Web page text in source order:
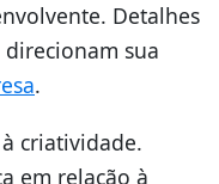
Detalhes
sua
.
criatividade.
em relação à